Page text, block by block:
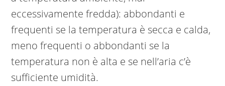
eccessivamente fredda): abbondanti e
frequenti se la temperatura è secca e calda,
meno frequenti o abbondanti se la
temperatura non è alta e se nell’aria c’è
sufficiente umidità.